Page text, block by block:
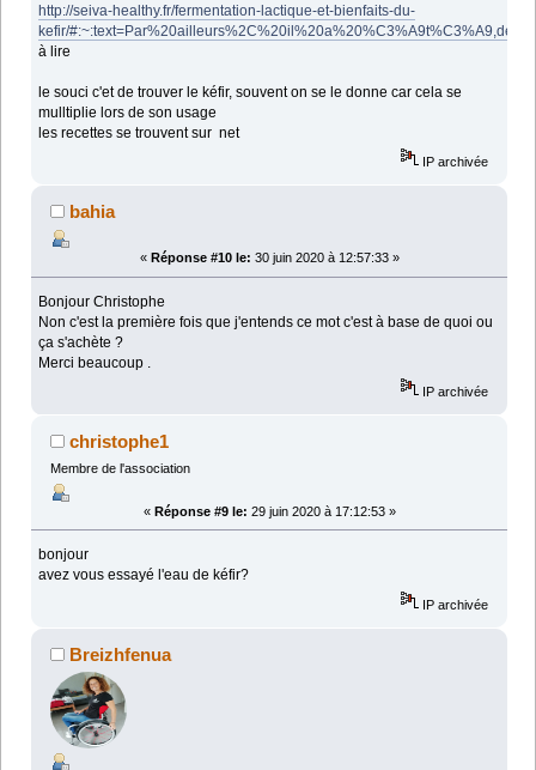
http://seiva-healthy.fr/fermentation-lactique-et-bienfaits-du-
kefir/
à lire
le souci c'et de trouver le kéfir, souvent on se le donne car cela se
mulltiplie lors de son usage
les recettes se trouvent sur net
IP archivée
bahia
« Réponse #10 le: 30 juin 2020 à 12:57:33 »
Bonjour Christophe
Non c'est la première fois que j'entends ce mot c'est à base de quoi ou
ça s'achète ?
Merci beaucoup .
IP archivée
christophe1
Membre de l'association
« Réponse #9 le: 29 juin 2020 à 17:12:53 »
bonjour
avez vous essayé l'eau de kéfir?
IP archivée
Breizhfenua